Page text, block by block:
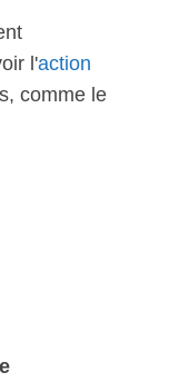
l'action
comme le